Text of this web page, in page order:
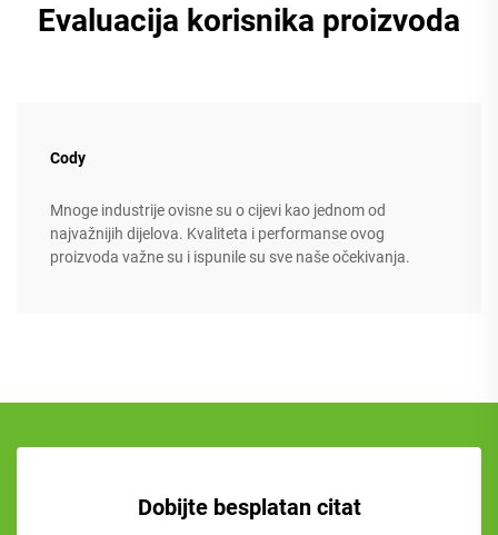
Evaluacija korisnika proizvoda
Cody
Mnoge industrije ovisne su o cijevi kao jednom od
najvažnijih dijelova. Kvaliteta i performanse ovog
proizvoda važne su i ispunile su sve naše očekivanja.
Dobijte besplatan citat